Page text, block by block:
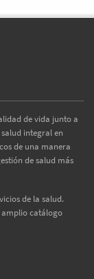
de vida junto a
integral en
de una manera
de salud más
de la salud.
amplio catálogo